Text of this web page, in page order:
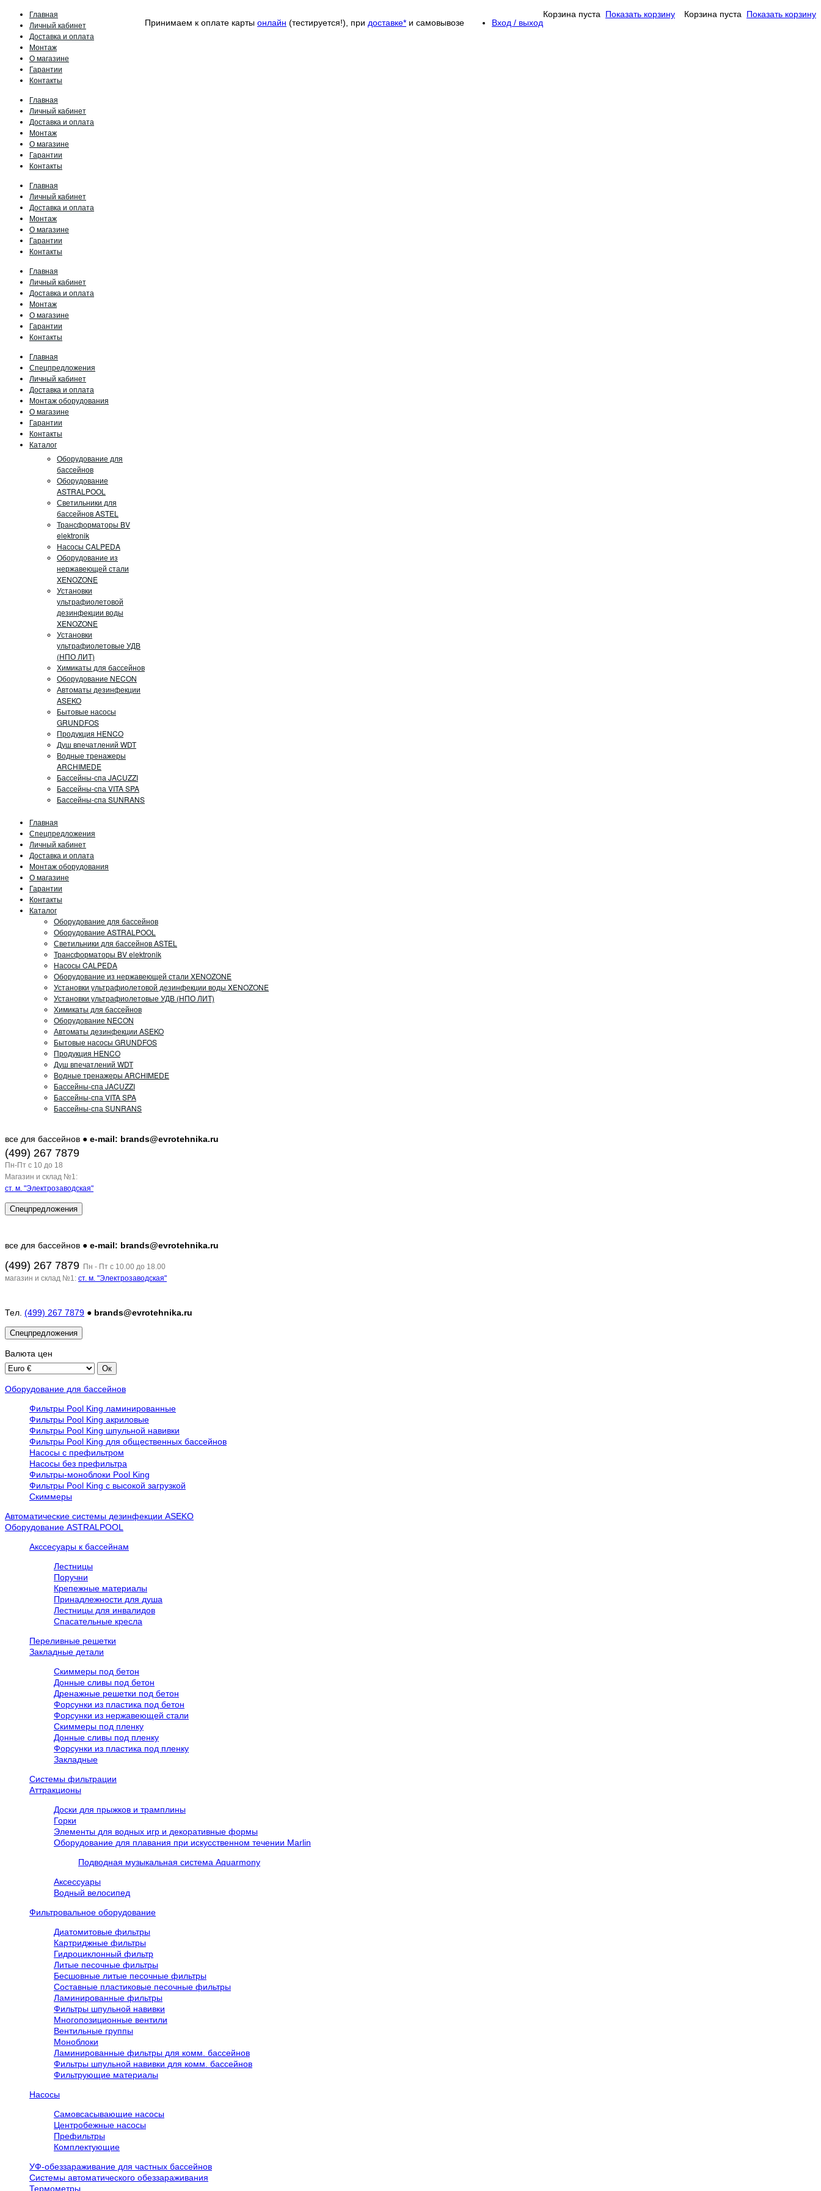
Корзина пуста Показать корзину
Корзина пуста
Показать корзину
Вход / выход
Принимаем к оплате карты онлайн (тестируется!), при доставке* и самовывозе
Главная
Личный кабинет
Доставка и оплата
Монтаж
О магазине
Гарантии
Контакты
Главная
Личный кабинет
Доставка и оплата
Монтаж
О магазине
Гарантии
Контакты
Главная
Личный кабинет
Доставка и оплата
Монтаж
О магазине
Гарантии
Контакты
Главная
Личный кабинет
Доставка и оплата
Монтаж
О магазине
Гарантии
Контакты
Главная
Спецпредложения
Личный кабинет
Доставка и оплата
Монтаж оборудования
О магазине
Гарантии
Контакты
Каталог
Оборудование для
бассейнов
Оборудование
ASTRALPOOL
Светильники для
бассейнов ASTEL
Трансформаторы BV
elektronik
Насосы CALPEDA
Оборудование из
нержавеющей стали
XENOZONE
Установки
ультрафиолетовой
дезинфекции воды
XENOZONE
Установки
ультрафиолетовые УДВ
(НПО ЛИТ)
Химикаты для бассейнов
Оборудование NECON
Автоматы дезинфекции
ASEKO
Бытовые насосы
GRUNDFOS
Продукция HENCO
Душ впечатлений WDT
Водные тренажеры
ARCHIMEDE
Бассейны-спа JACUZZI
Бассейны-спа VITA SPA
Бассейны-спа SUNRANS
Главная
Спецпредложения
Личный кабинет
Доставка и оплата
Монтаж оборудования
О магазине
Гарантии
Контакты
Каталог
Оборудование для бассейнов
Оборудование ASTRALPOOL
Светильники для бассейнов ASTEL
Трансформаторы BV elektronik
Насосы CALPEDA
Оборудование из нержавеющей стали XENOZONE
Установки ультрафиолетовой дезинфекции воды XENOZONE
Установки ультрафиолетовые УДВ (НПО ЛИТ)
Химикаты для бассейнов
Оборудование NECON
Автоматы дезинфекции ASEKO
Бытовые насосы GRUNDFOS
Продукция HENCO
Душ впечатлений WDT
Водные тренажеры ARCHIMEDE
Бассейны-спа JACUZZI
Бассейны-спа VITA SPA
Бассейны-спа SUNRANS
все для бассейнов ● e-mail: brands@evrotehnika.ru
(499) 267 7879
Пн-Пт c 10 до 18
Магазин и склад №1:
ст. м. "Электрозаводская"
Спецпредложения
все для бассейнов ● e-mail: brands@evrotehnika.ru
(499) 267 7879 Пн - Пт с 10.00 до 18.00
магазин и склад №1: ст. м. "Электрозаводская"
Тел. (499) 267 7879 ● brands@evrotehnika.ru
Спецпредложения
Валюта цен
Оборудование для бассейнов
Фильтры Pool King ламинированные
Фильтры Pool King акриловые
Фильтры Pool King шпульной навивки
Фильтры Pool King для общественных бассейнов
Насосы с префильтром
Насосы без префильтра
Фильтры-моноблоки Pool King
Фильтры Pool King с высокой загрузкой
Скиммеры
Автоматические системы дезинфекции ASEKO
Оборудование ASTRALPOOL
Акссесуары к бассейнам
Лестницы
Поручни
Крепежные материалы
Принадлежности для душа
Лестницы для инвалидов
Спасательные кресла
Переливные решетки
Закладные детали
Скиммеры под бетон
Донные сливы под бетон
Дренажные решетки под бетон
Форсунки из пластика под бетон
Форсунки из нержавеющей стали
Скиммеры под пленку
Донные сливы под пленку
Форсунки из пластика под пленку
Закладные
Системы фильтрации
Аттракционы
Доски для прыжков и трамплины
Горки
Элементы для водных игр и декоративные формы
Оборудование для плавания при искусственном течении Marlin
Подводная музыкальная система Aquarmony
Аксессуары
Водный велосипед
Фильтровальное оборудование
Диатомитовые фильтры
Картриджные фильтры
Гидроциклонный фильтр
Литые песочные фильтры
Бесшовные литые песочные фильтры
Составные пластиковые песочные фильтры
Ламинированные фильтры
Фильтры шпульной навивки
Многопозиционные вентили
Вентильные группы
Моноблоки
Ламинированные фильтры для комм. бассейнов
Фильтры шпульной навивки для комм. бассейнов
Фильтрующие материалы
Насосы
Самовсасывающие насосы
Центробежные насосы
Префильтры
Комплектующие
УФ-обеззараживание для частных бассейнов
Системы автоматического обеззараживания
Термометры